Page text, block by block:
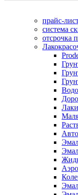
прайс-
система
отсрочка